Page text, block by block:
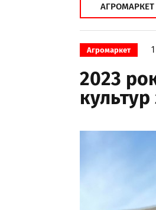
АГРОМАРКЕТ
Агромаркет
2023